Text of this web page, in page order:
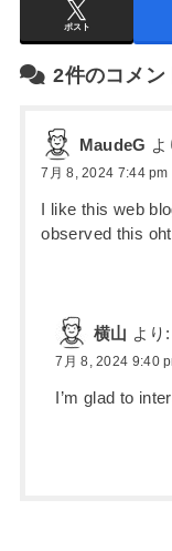
ポスト
2件のコメン
MaudeG よ
7月 8, 2024 7:44 pm
I like this web
observed this
横山 より:
7月 8, 2024 9:40
I’m glad to